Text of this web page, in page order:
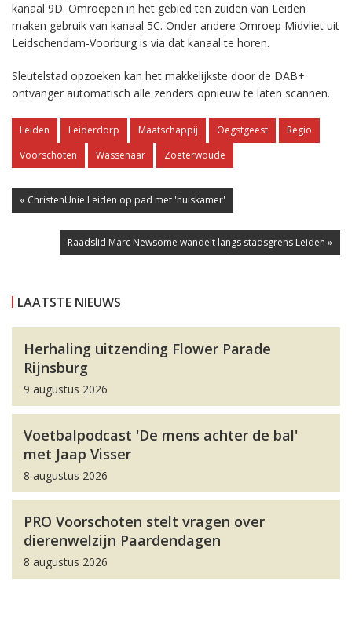
kanaal 9D. Omroepen in het gebied ten zuiden van Leiden
maken gebruik van kanaal 5C. Onder andere Omroep Midvliet uit
Leidschendam-Voorburg is via dat kanaal te horen.
Sleutelstad opzoeken kan het makkelijkste door de DAB+
ontvanger automatisch alle zenders opnieuw te laten scannen.
Leiden Leiderdorp Maatschappij Oegstgeest
Regio
Voorschoten
Wassenaar Zoeterwoude
« ChristenUnie Leiden op pad met 'huiskamer'
Raadslid Marc Newsome wandelt langs stadsgrens Leiden »
LAATSTE NIEUWS
Herhaling uitzending Flower Parade
Rijnsburg
9 augustus 2026
Voetbalpodcast 'De mens achter de bal'
met Jaap Visser
8 augustus 2026
PRO Voorschoten stelt vragen over
dierenwelzijn Paardendagen
8 augustus 2026